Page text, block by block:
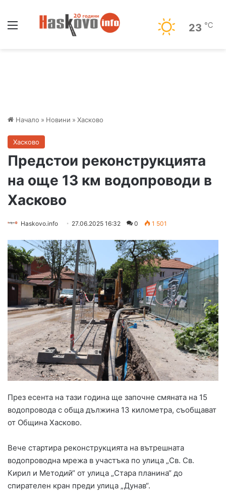
23 ℃
Начало » Новини » Хасково
Хасково
Предстои реконструкцията
на още 13 км водопроводи в
Хасково
Haskovo.info 27.06.2025 16:32 0 1 501
През есента на тази година ще започне смяната на 15
водопровода с обща дължина 13 километра, съобщават
от Община Хасково.
Вече стартира реконструкцията на вътрешната
водопроводна мрежа в участъка по улица „Св. Св.
Кирил и Методий“ от улица „Стара планина“ до
спирателен кран преди улица „Дунав“.